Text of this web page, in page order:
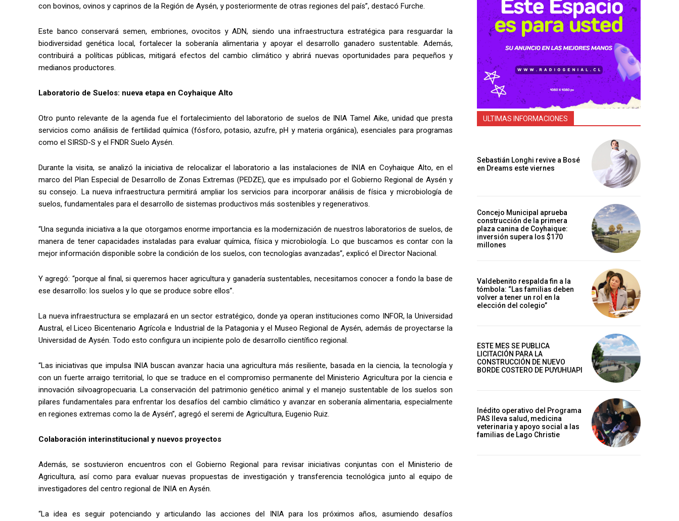
con bovinos, ovinos y caprinos de la Región de Aysén, y posteriormente de otras regiones del país”, destacó Furche.
Este banco conservará semen, embriones, ovocitos y ADN, siendo una infraestructura estratégica para resguardar la
biodiversidad genética local, fortalecer la soberanía alimentaria y apoyar el desarrollo ganadero sustentable. Además,
contribuirá a políticas públicas, mitigará efectos del cambio climático y abrirá nuevas oportunidades para pequeños y
medianos productores.
Laboratorio de Suelos: nueva etapa en Coyhaique Alto
Otro punto relevante de la agenda fue el fortalecimiento del laboratorio de suelos de INIA Tamel Aike, unidad que presta
servicios como análisis de fertilidad química (fósforo, potasio, azufre, pH y materia orgánica), esenciales para programas
como el SIRSD-S y el FNDR Suelo Aysén.
Durante la visita, se analizó la iniciativa de relocalizar el laboratorio a las instalaciones de INIA en Coyhaique Alto, en el
marco del Plan Especial de Desarrollo de Zonas Extremas (PEDZE), que es impulsado por el Gobierno Regional de Aysén y
su consejo. La nueva infraestructura permitirá ampliar los servicios para incorporar análisis de física y microbiología de
suelos, fundamentales para el desarrollo de sistemas productivos más sostenibles y regenerativos.
“Una segunda iniciativa a la que otorgamos enorme importancia es la modernización de nuestros laboratorios de suelos, de
manera de tener capacidades instaladas para evaluar química, física y microbiología. Lo que buscamos es contar con la
mejor información disponible sobre la condición de los suelos, con tecnologías avanzadas”, explicó el Director Nacional.
Y agregó: “porque al final, si queremos hacer agricultura y ganadería sustentables, necesitamos conocer a fondo la base de
ese desarrollo: los suelos y lo que se produce sobre ellos”.
La nueva infraestructura se emplazará en un sector estratégico, donde ya operan instituciones como INFOR, la Universidad
Austral, el Liceo Bicentenario Agrícola e Industrial de la Patagonia y el Museo Regional de Aysén, además de proyectarse la
Universidad de Aysén. Todo esto configura un incipiente polo de desarrollo científico regional.
“Las iniciativas que impulsa INIA buscan avanzar hacia una agricultura más resiliente, basada en la ciencia, la tecnología y
con un fuerte arraigo territorial, lo que se traduce en el compromiso permanente del Ministerio Agricultura por la ciencia e
innovación silvoagropecuaria. La conservación del patrimonio genético animal y el manejo sustentable de los suelos son
pilares fundamentales para enfrentar los desafíos del cambio climático y avanzar en soberanía alimentaria, especialmente
en regiones extremas como la de Aysén”, agregó el seremi de Agricultura, Eugenio Ruiz.
Colaboración interinstitucional y nuevos proyectos
Además, se sostuvieron encuentros con el Gobierno Regional para revisar iniciativas conjuntas con el Ministerio de
Agricultura, así como para evaluar nuevas propuestas de investigación y transferencia tecnológica junto al equipo de
investigadores del centro regional de INIA en Aysén.
“La idea es seguir potenciando y articulando las acciones del INIA para los próximos años, asumiendo desafíos
ULTIMAS INFORMACIONES
Sebastián Longhi revive a Bosé
en Dreams este viernes
Concejo Municipal aprueba
construcción de la primera
plaza canina de Coyhaique:
inversión supera los $170
millones
Valdebenito respalda fin a la
tómbola: “Las familias deben
volver a tener un rol en la
elección del colegio”
ESTE MES SE PUBLICA
LICITACIÓN PARA LA
CONSTRUCCIÓN DE NUEVO
BORDE COSTERO DE PUYUHUAPI
Inédito operativo del Programa
PAS lleva salud, medicina
veterinaria y apoyo social a las
familias de Lago Christie